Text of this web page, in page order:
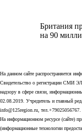
Британия
на 90
На данном сайте распространяется
Свидетельство о регистрации СМИ
надзору в сфере связи,
02.08.2019. Учредитель и главный
info@125region.ru, тел.+79025056767.
На информационном ресурсе (сайте)
(информационные технологии